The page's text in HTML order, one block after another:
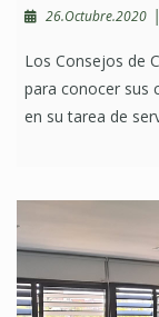
26.Octubre.2020 |
Los Consejos de
para conocer sus
en su tarea de